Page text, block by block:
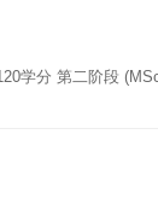
学分 第二阶段